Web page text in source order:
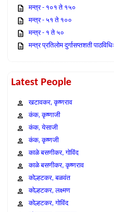
मन्त्र - १०१ ते १५०
मन्त्र - ५१ ते १००
मन्त्र - १ ते ५०
मन्त्र प्रतिलोम दुर्गासप्तशती पाठविधिः
Latest People
खटावकर, कृष्णराव
कंक, कृष्णाजी
कंक, येसाजी
कंक, कृष्णजी
काळे बसणीकर, गोविंद
काळे बसणीकर, कृष्णराव
कोल्हटकर, बळवंत
कोल्हटकर, लक्ष्मण
कोल्हटकर, गोविंद